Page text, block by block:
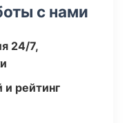
с нами
24/7,
рейтинг